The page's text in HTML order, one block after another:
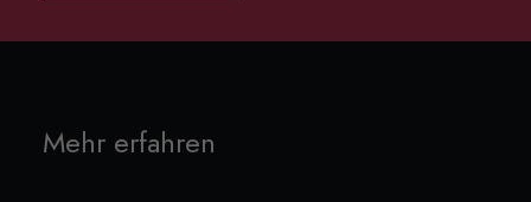
Mehr erfahren